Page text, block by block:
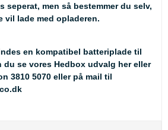
seperat, men så bestemmer du selv,
vil lade med opladeren.
en kompatibel batteriplade til
du se vores Hedbox udvalg hereller
3810 5070 eller på mail til